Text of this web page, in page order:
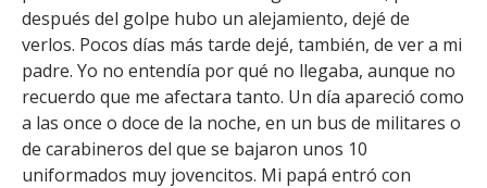
después del golpe hubo un alejamiento, dejé de
verlos. Pocos días más tarde dejé, también, de ver a mi
padre. Yo no entendía por qué no llegaba, aunque no
recuerdo que me afectara tanto. Un día apareció como
a las once o doce de la noche, en un bus de militares o
de carabineros del que se bajaron unos 10
uniformados muy jovencitos. Mi papá entró con